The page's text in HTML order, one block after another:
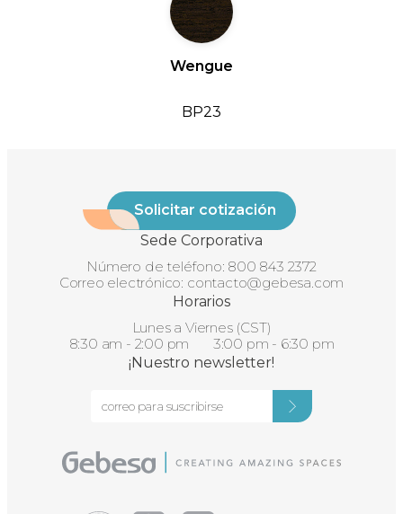
Wengue
BP23
Solicitar cotización
Sede Corporativa
Número de teléfono: 800 843 2372
Correo electrónico: contacto@gebesa.com
Horarios
Lunes a Viernes (CST)
8:30 am - 2:00 pm 3:00 pm - 6:30 pm
¡Nuestro newsletter!